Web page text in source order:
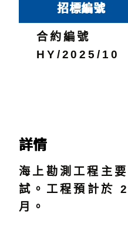
招標編號
合約編號
HY/2025/10
詳情
海上勘測工程主
試。工程預計於
月。